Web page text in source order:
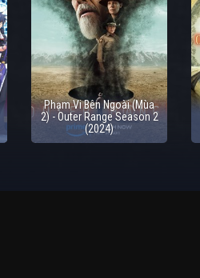
Phạm Vi Bên Ngoài (Mùa
2) - Outer Range Season 2
(2024)